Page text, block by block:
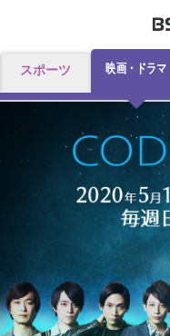
スポーツ 映画・ドラマ